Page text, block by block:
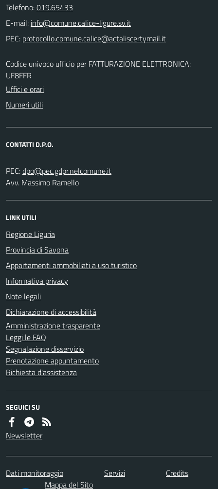
Telefono:019.65433
E-mail:
PEC:
Codice univoco ufficio per FATTURAZIONE ELETTRONICA:
UF8FFR
Uffici e orari
Numeri utili
CONTATTI D.P.O.
PEC:
Avv. Massimo Ramello
LINK UTILI
Regione Liguria
Provincia di Savona
Appartamenti ammobiliati a uso turistico
Informativa privacy
Note legali
Dichiarazione di accessibilità
Amministrazione trasparente
Leggi le FAQ
Segnalazione disservizio
Prenotazione appuntamento
Richiesta d'assistenza
SEGUICI SU
Newsletter
Dati monitoraggio Servizi
Credits
Mappa del Sito